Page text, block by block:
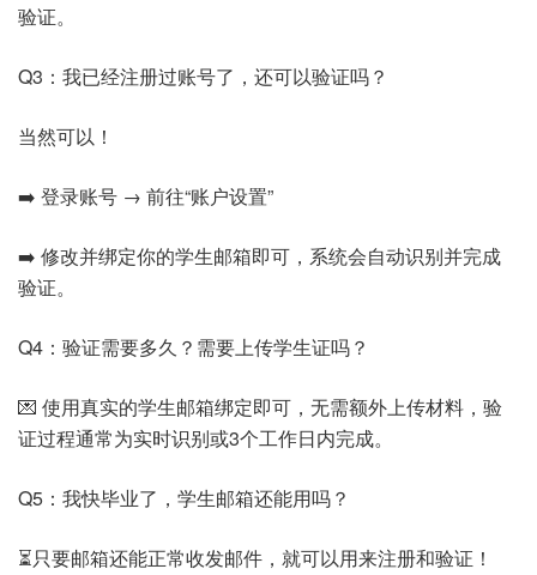
验证。
Q3：我已经注册过账号了，还可以验证吗？
当然可以！
➡️ 登录账号 → 前往“账户设置”
➡️ 修改并绑定你的学生邮箱即可，系统会自动识别并完成
验证。
Q4：验证需要多久？需要上传学生证吗？
💌 使用真实的学生邮箱绑定即可，无需额外上传材料，验
证过程通常为实时识别或3个工作日内完成。
Q5：我快毕业了，学生邮箱还能用吗？
⏳只要邮箱还能正常收发邮件，就可以用来注册和验证！